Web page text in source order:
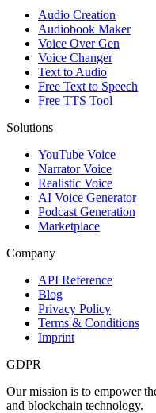
Audio Creation
Audiobook Maker
Voice Over Gen
Voice Changer
Text to Audio
Free Text to Speech
Free TTS Tool
Solutions
YouTube Voice
Narrator Voice
Realistic Voice
AI Voice Generator
Podcast Generation
Marketplace
Company
API Reference
Blog
Privacy Policy
Terms & Conditions
Imprint
GDPR
Our mission is to empower
and blockchain technology.